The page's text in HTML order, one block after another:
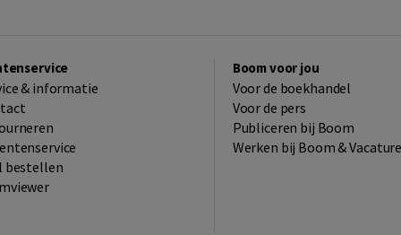
& informatie
bestellen
Boom voor jou
Voor de boekhandel
Voor de pers
Publiceren bij Boom
Werken bij Boom &